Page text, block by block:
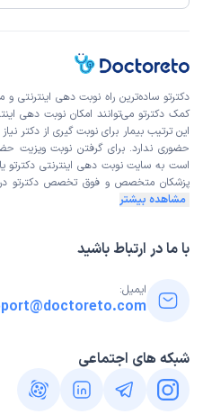
دکترتو ساده‌ترین راه نوبت‌ دهی اینترنتی
کمک دکترتو می‌توانند امکان نوبت دهی
این ترتیب بیمار برای نوبت گیری از دکتر
حضوری ندارد. برای گرفتن نوبت ویزیت
است به سایت نوبت دهی اینترنتی دکترتو
پزشکان متخصص و فوق تخصص دکترتو
مشاهده بیشتر
با ما در ارتباط باشید
ایمیل:
شبکه های اجتماعی